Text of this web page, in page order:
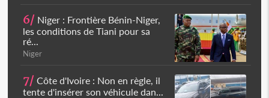
6/ Niger : Frontière Bénin-Niger,
les conditions de Tiani pour sa
ré...
Niger
7/ Côte d'Ivoire : Non en règle, il
tente d'insérer son véhicule dan...